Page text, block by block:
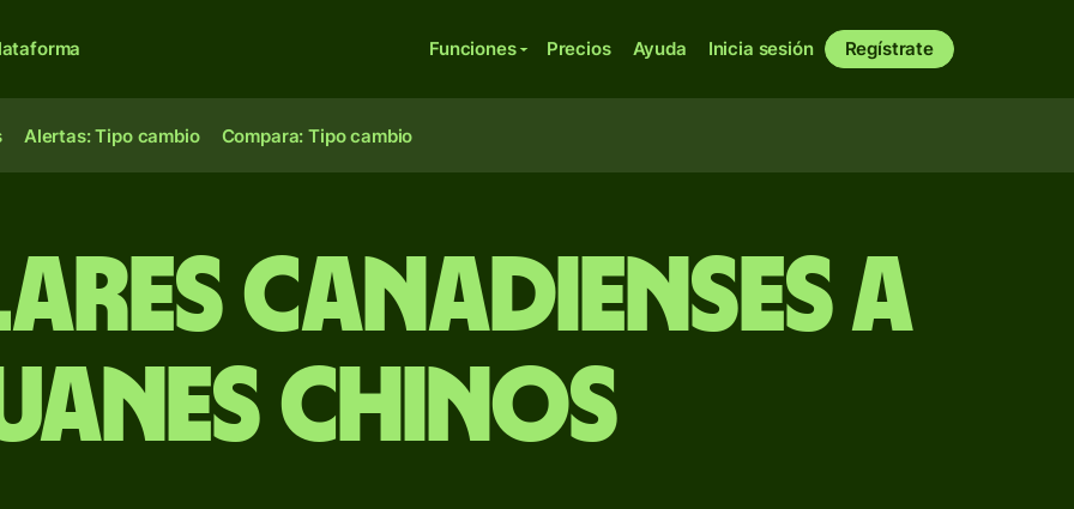
Funciones Precios Ayuda Inicia sesión Regístrate
Alertas: Tipo cambio Compara: Tipo cambio
canadienses a
chinos